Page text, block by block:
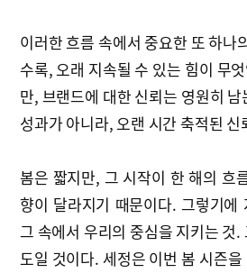
이러한 흐름 속에서 중요한 또 하나
수록, 오래 지속될 수 있는 힘이 무
만, 브랜드에 대한 신뢰는 영원히
성과가 아니라, 오랜 시간 축적된
봄은 짧지만, 그 시작이 한 해의 흐
향이 달라지기 때문이다. 그렇기
그 속에서 우리의 중심을 지키는 것
도일 것이다. 세정은 이번 봄 시즌